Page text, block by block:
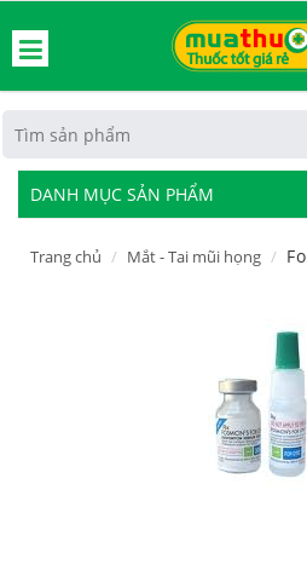
DANH MỤC SẢN PHẨM
Trang chủ Mắt - Tai mũi họng